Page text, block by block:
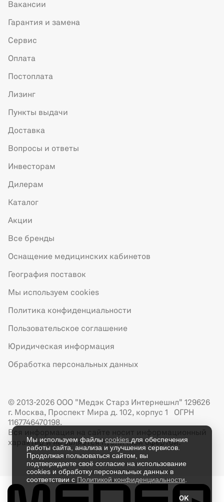
Вакансии
Гарантия и замена
Сервис
Оплата
Постоплата
Лизинг
Пункты выдачи
Доставка
Вопросы и ответы
Инвесторам
Дилерам
Каталог
Акции
Все бренды
Оснащение медицинских кабинетов
География поставок
Мы используем cookies
Политика конфиденциальности
Пользовательское соглашение
Юридическая информация
Обработка персональных данных
© 2013-2026 ООО "Медэк Старз Интернешнл" 129626
г. Москва, Проспект Мира д. 102, корпус 1 ОГРН
1167746470198.
Вся информация на сайте носит информационный
характер и не является публичной офертой.
Мы используем файлыcookies для обеспечения
работы сайта, анализа и улучшения сервисов.
Продолжая пользоваться сайтом, вы
подтверждаете своё согласие на использование
cookies и обработку персональных данных в
соответствии с Политикой конфиденциальности
OK